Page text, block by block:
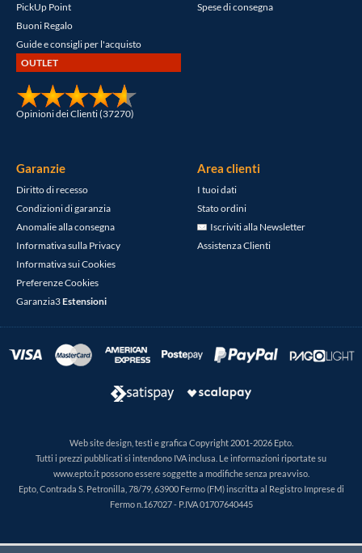
PickUp Point
Buoni Regalo
Guide e consigli per l'acquisto
OUTLET
Opinioni dei Clienti (37270)
Spese di consegna
Garanzie
Diritto di recesso
Condizioni di garanzia
Anomalie alla consegna
Informativa sulla Privacy
Informativa sui Cookies
Preferenze Cookies
Garanzia3Estensioni
Area clienti
I tuoi dati
Stato ordini
Iscriviti alla Newsletter
Assistenza Clienti
Web site design, testi e grafica Copyright 2001-2026 Epto.
Tutti i prezzi pubblicati si intendono IVA inclusa. Le informazioni riportate su
www.epto.it possono essere soggette a modifiche senza preavviso.
Epto, Contrada S. Petronilla, 78/79, 63900 Fermo (FM) inscritta al Registro Imprese di
Fermo n.167027 - P.IVA 01707640445